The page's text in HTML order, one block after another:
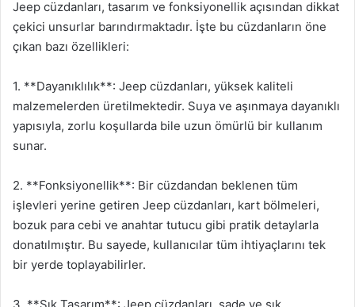
Jeep cüzdanları, tasarım ve fonksiyonellik açısından dikkat
çekici unsurlar barındırmaktadır. İşte bu cüzdanların öne
çıkan bazı özellikleri:
1. **Dayanıklılık**: Jeep cüzdanları, yüksek kaliteli
malzemelerden üretilmektedir. Suya ve aşınmaya dayanıklı
yapısıyla, zorlu koşullarda bile uzun ömürlü bir kullanım
sunar.
2. **Fonksiyonellik**: Bir cüzdandan beklenen tüm
işlevleri yerine getiren Jeep cüzdanları, kart bölmeleri,
bozuk para cebi ve anahtar tutucu gibi pratik detaylarla
donatılmıştır. Bu sayede, kullanıcılar tüm ihtiyaçlarını tek
bir yerde toplayabilirler.
3. **Şık Tasarım**: Jeep cüzdanları, sade ve şık